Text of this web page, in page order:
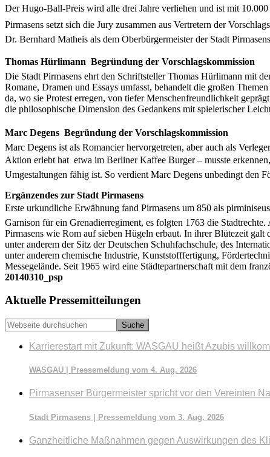
Der Hugo-Ball-Preis wird alle drei Jahre verliehen und ist mit
Pirmasens setzt sich die Jury zusammen aus Vertretern der
Dr. Bernhard Matheis als dem Oberbürgermeister der Stadt
Thomas Hürlimann  Begründung der Vorschlagskommission
Die Stadt Pirmasens ehrt den Schriftsteller Thomas Hürlimann mit
Romane, Dramen und Essays umfasst, behandelt die großen
da, wo sie Protest erregen, von tiefer Menschenfreundlichkeit
die philosophische Dimension des Gedankens mit spielerischer
Marc Degens  Begründung der Vorschlagskommission
Marc Degens ist als Romancier hervorgetreten, aber auch als
Aktion erlebt hat  etwa im Berliner Kaffee Burger – musste
Umgestaltungen fähig ist. So verdient Marc Degens unbedingt den
Ergänzendes zur Stadt Pirmasens
Erste urkundliche Erwähnung fand Pirmasens um 850 als
Garnison für ein Grenadierregiment, es folgten 1763 die
Pirmasens wie Rom auf sieben Hügeln erbaut. In ihrer Blütezeit
unter anderem der Sitz der Deutschen Schuhfachschule, des
unter anderem chemische Industrie, Kunststofffertigung,
Messegelände. Seit 1965 wird eine Städtepartnerschaft mit dem
20140310_psp
Seitenspalte
Aktuelle Pressemitteilungen
Webseite
durchsuchen
Karrierestart mit Zukunft: WASGAU heißt Azubis
WASGAU | Pressemeldung vom 4. Aug. 2026
Pirmasenser Bürgermeister spricht vor den Vereinten
Stadt Pirmasens | Pressemeldung vom 3. Aug. 2026
Ganzheitliche Maßnahmen gegen Auswirkungen des